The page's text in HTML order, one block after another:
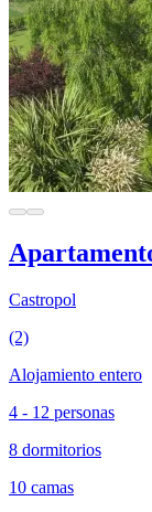
Castropol
(2)
Alojamiento entero
4 - 12 personas
8 dormitorios
10 camas